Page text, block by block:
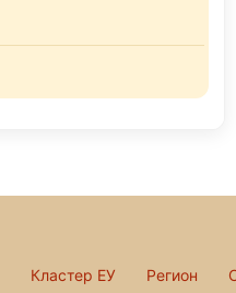
Кластер ЕУ Регион